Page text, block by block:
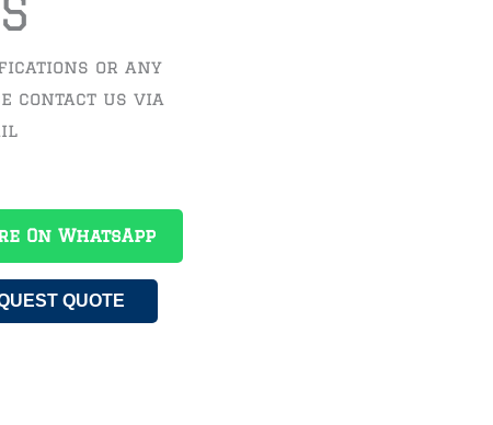
or any
contact us via
On WhatsApp
QUOTE